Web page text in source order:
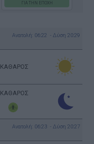
ΓΙΑ ΤΗΝ ΕΠΟΧΗ
Ανατολή: 06:22 - Δύση 20:29
ΚΑΘΑΡΟΣ
ΚΑΘΑΡΟΣ
Ανατολή: 06:23 - Δύση 20:27